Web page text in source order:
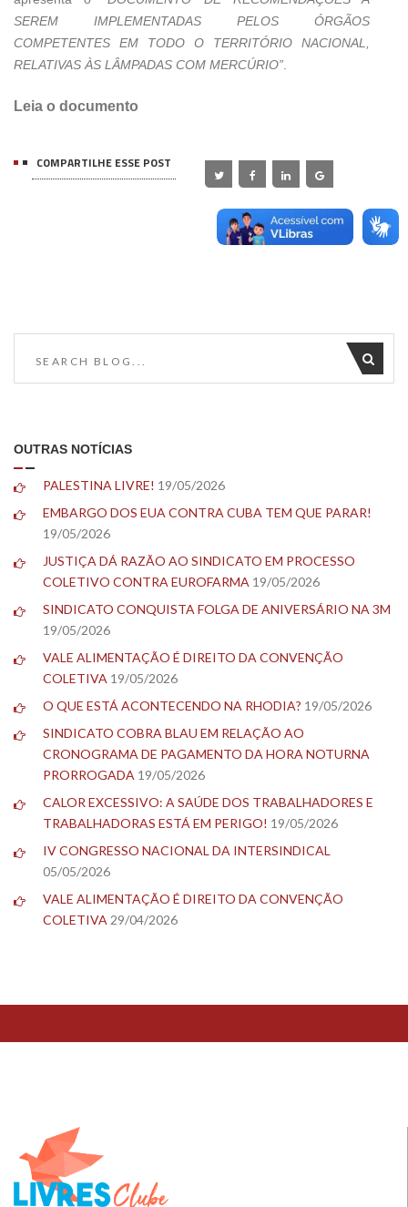
SEREM IMPLEMENTADAS PELOS ÓRGÃOS
COMPETENTES EM TODO O TERRITÓRIO NACIONAL,
RELATIVAS ÀS LÂMPADAS COM MERCÚRIO”
Leia o documento
COMPARTILHE ESSE POST
OUTRAS NOTÍCIAS
PALESTINA LIVRE! 19/05/2026
EMBARGO DOS EUA CONTRA CUBA TEM QUE PARAR!
19/05/2026
JUSTIÇA DÁ RAZÃO AO SINDICATO EM PROCESSO
COLETIVO CONTRA EUROFARMA 19/05/2026
SINDICATO CONQUISTA FOLGA DE ANIVERSÁRIO NA 3M
19/05/2026
VALE ALIMENTAÇÃO É DIREITO DA CONVENÇÃO
COLETIVA 19/05/2026
O QUE ESTÁ ACONTECENDO NA RHODIA? 19/05/2026
SINDICATO COBRA BLAU EM RELAÇÃO AO
CRONOGRAMA DE PAGAMENTO DA HORA NOTURNA
PRORROGADA 19/05/2026
CALOR EXCESSIVO: A SAÚDE DOS TRABALHADORES E
TRABALHADORAS ESTÁ EM PERIGO! 19/05/2026
IV CONGRESSO NACIONAL DA INTERSINDICAL
05/05/2026
VALE ALIMENTAÇÃO É DIREITO DA CONVENÇÃO
COLETIVA 29/04/2026
TESTE